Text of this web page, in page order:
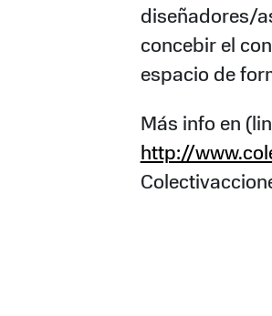
diseñadores/
concebir el
espacio de
Más info en
http://